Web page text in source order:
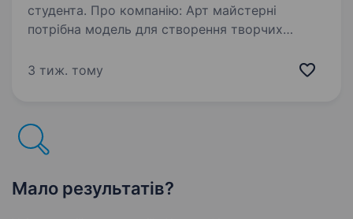
студента. Про компанію: Арт майстерні
потрібна модель для створення творчих
креативних ідей у відео та фото форматах, і
3 тиж. тому
Мало результатів?